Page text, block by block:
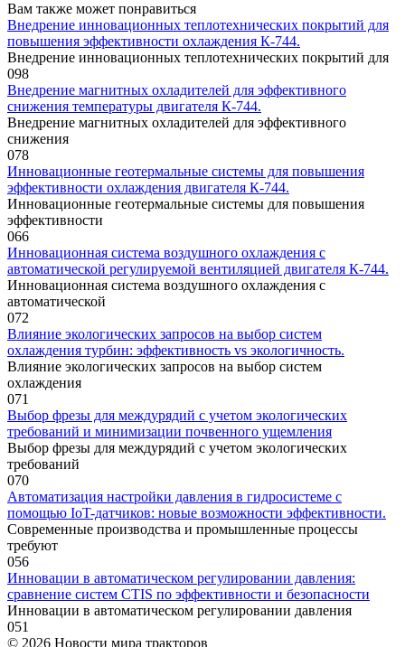
Вам также может понравиться
Внедрение инновационных теплотехнических покрытий для
повышения эффективности охлаждения К-744.
Внедрение инновационных теплотехнических покрытий для
098
Внедрение магнитных охладителей для эффективного
снижения температуры двигателя К-744.
Внедрение магнитных охладителей для эффективного
снижения
078
Инновационные геотермальные системы для повышения
эффективности охлаждения двигателя К-744.
Инновационные геотермальные системы для повышения
эффективности
066
Инновационная система воздушного охлаждения с
автоматической регулируемой вентиляцией двигателя К-744.
Инновационная система воздушного охлаждения с
автоматической
072
Влияние экологических запросов на выбор систем
охлаждения турбин: эффективность vs экологичность.
Влияние экологических запросов на выбор систем
охлаждения
071
Выбор фрезы для междурядий с учетом экологических
требований и минимизации почвенного ущемления
Выбор фрезы для междурядий с учетом экологических
требований
070
Автоматизация настройки давления в гидросистеме с
помощью IoT-датчиков: новые возможности эффективности.
Современные производства и промышленные процессы
требуют
056
Инновации в автоматическом регулировании давления:
сравнение систем CTIS по эффективности и безопасности
Инновации в автоматическом регулировании давления
051
© 2026 Новости мира тракторов